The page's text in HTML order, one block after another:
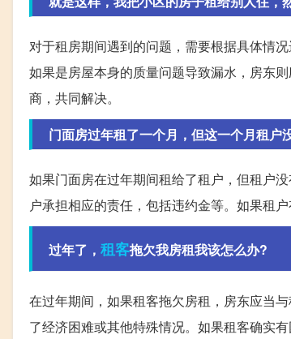
对于租房期间遇到的问题，需要根据具体情
如果是房屋本身的质量问题导致漏水，房东
商，共同解决。
门面房过年租了一个月，但这一个月租户
如果门面房在过年期间租给了租户，但租户
户承担相应的责任，包括违约金等。如果租
过年了， 租客拖欠我房租我该怎么办?
在过年期间，如果租客拖欠房租，房东应当
了经济困难或其他特殊情况。如果租客确实